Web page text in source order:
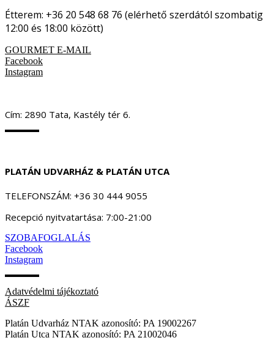
Étterem: +36 20 548 68 76 (elérhető szerdától szombatig
12:00 és 18:00 között)
GOURMET E-MAIL
Facebook
Instagram
Cím: 2890 Tata, Kastély tér 6.
PLATÁN UDVARHÁZ & PLATÁN UTCA
TELEFONSZÁM: +36 30 444 9055
Recepció nyitvatartása: 7:00-21:00
SZOBAFOGLALÁS
Facebook
Instagram
Adatvédelmi tájékoztató
ÁSZF
Platán Udvarház NTAK azonosító: PA 19002267
Platán Utca NTAK azonosító: PA 21002046